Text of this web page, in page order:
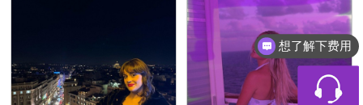
想了解下费用